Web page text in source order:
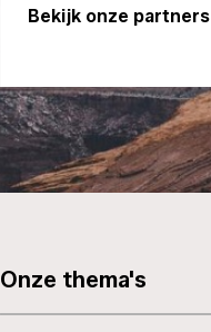
Bekijk onze partners
Onze thema's